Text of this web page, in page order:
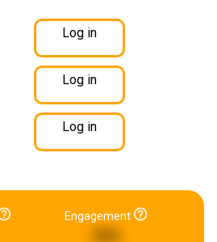
Log in
Log in
Log in
Engagement